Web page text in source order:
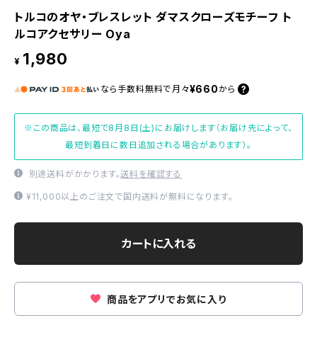
トルコのオヤ・ブレスレット ダマスクローズモチーフ ト
ルコアクセサリー Oya
¥ 1,980
なら 手数料無料で 月々¥660 から
※この商品は、最短で8月8日(土)にお届けします（お届け先によって、
最短到着日に数日追加される場合があります）。
別途送料がかかります。送料を確認する
¥11,000以上のご注文で国内送料が無料になります。
カートに入れる
商品をアプリでお気に入り